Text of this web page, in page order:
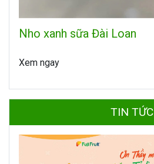
Nho xanh sữa Đài Loan
Xem ngay
TIN TỨC